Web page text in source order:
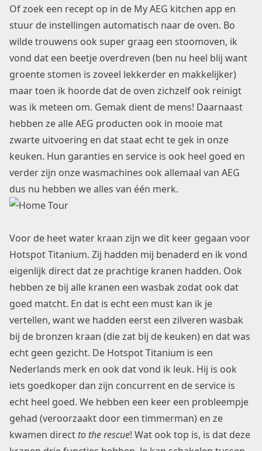
Of zoek een recept op in de My AEG kitchen app en
stuur de instellingen automatisch naar de oven. Bo
wilde trouwens ook super graag een stoomoven, ik
vond dat een beetje overdreven (ben nu heel blij want
groente stomen is zoveel lekkerder en makkelijker)
maar toen ik hoorde dat de oven zichzelf ook reinigt
was ik meteen om. Gemak dient de mens! Daarnaast
hebben ze alle AEG producten ook in mooie mat
zwarte uitvoering en dat staat echt te gek in onze
keuken. Hun garanties en service is ook heel goed en
verder zijn onze wasmachines ook allemaal van AEG
dus nu hebben we alles van één merk.
Voor de heet water kraan zijn we dit keer gegaan voor
Hotspot Titanium. Zij hadden mij benaderd en ik vond
eigenlijk direct dat ze prachtige kranen hadden. Ook
hebben ze bij alle kranen een wasbak zodat ook dat
goed matcht. En dat is echt een must kan ik je
vertellen, want we hadden eerst een zilveren wasbak
bij de bronzen kraan (die zat bij de keuken) en dat was
echt geen gezicht. De Hotspot Titanium is een
Nederlands merk en ook dat vond ik leuk. Hij is ook
iets goedkoper dan zijn concurrent en de service is
echt heel goed. We hebben een keer een probleempje
gehad (veroorzaakt door een timmerman) en ze
kwamen direct to the rescue! Wat ook top is, is dat deze